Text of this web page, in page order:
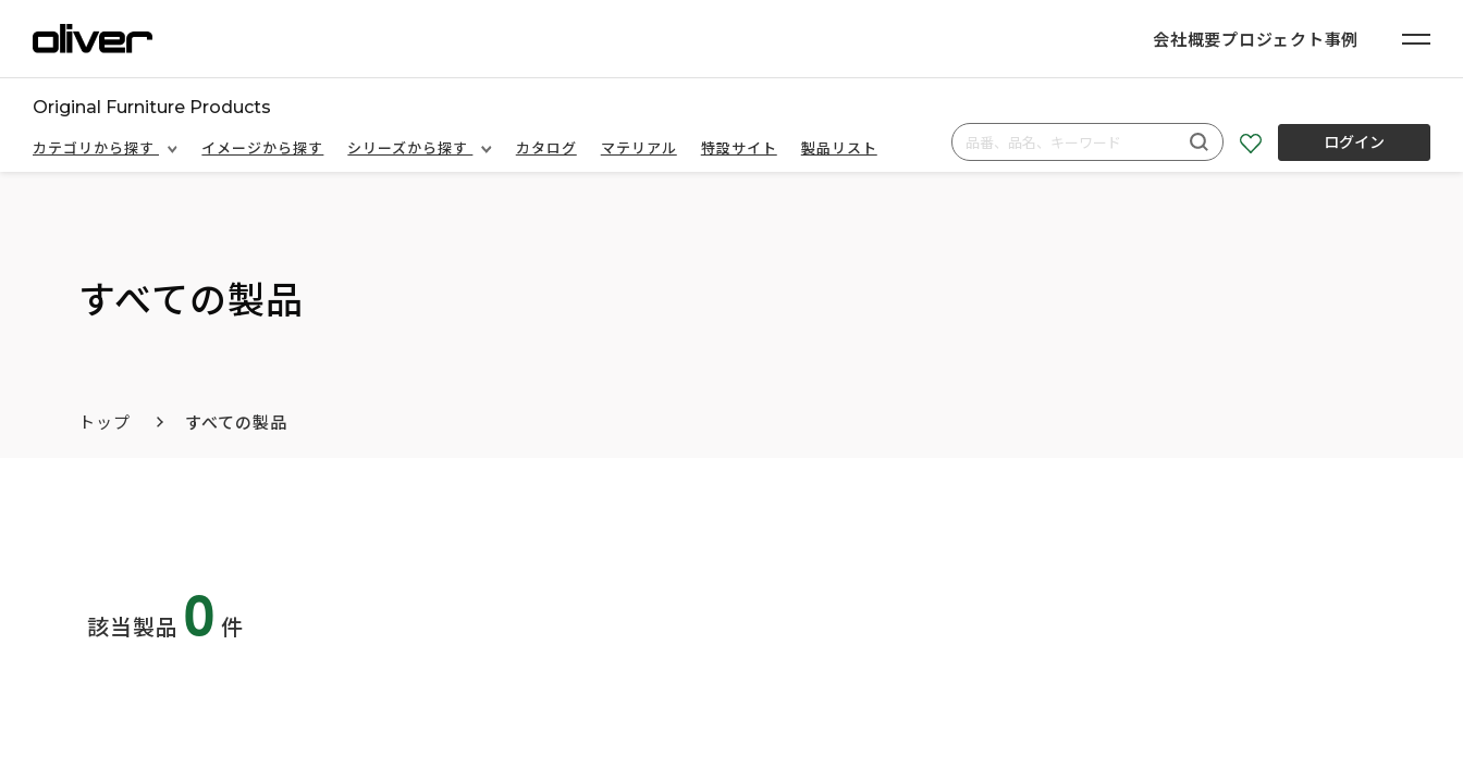
会社概要プロジェクト事例
Original Furniture Products
カテゴリから探す
イメージから探す シリーズから探す カタログ マテリアル 特設サイト 製品リスト ログイン
すべての製品
トップ すべての製品
該当製品 0 件